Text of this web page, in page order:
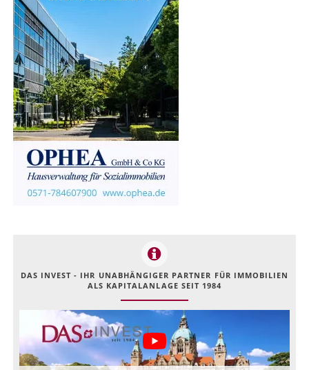
DAS INVEST - IHR UNABHÄNGIGER PARTNER FÜR IMMOBILIEN
ALS KAPITALANLAGE SEIT 1984